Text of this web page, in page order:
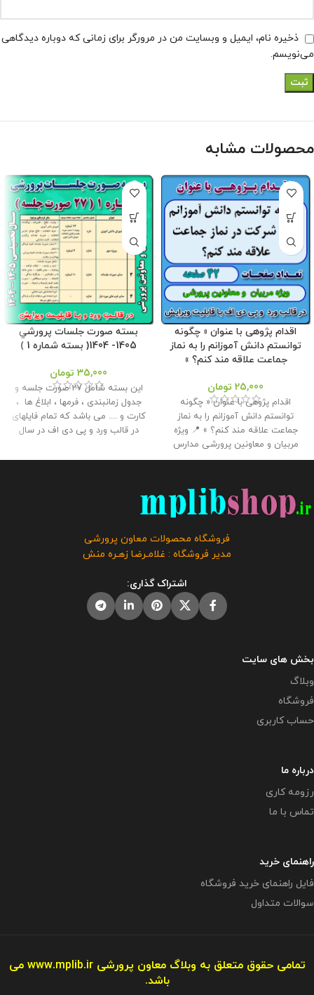
ذخیره نام، ایمیل و وبسایت من در مرورگر برای زمانی که دوباره دیدگاهی
می‌نویسم.
محصولات مشابه
اقدام پژوهی با عنوان « چگونه
توانستم دانش آموزانم را به نماز
جماعت علاقه مند کنم؟ »
25,000 تومان
اقدام پژوهی با عنوان « چگونه
توانستم دانش آموزانم را به نماز
جماعت علاقه مند کنم؟ » 📍 ویژه
مربیان و معاونین پرورشی مدارس
📌 تعداد صفحات : 42 🔻 حجم فایل :
جهت ارائه همکاران به مدیر برای
دریافت گواهی اقدام پژوهی رتبه
بندی توسط همکار تهیه و آماده شده
جشنواره ها استفاده از آن توصیه
این محصول مختص
در صورت مشاهده مشابه آن در
سایت های دیگر بدون اجازه ما در
حال استفاده هستند و مورد رضایت ما
بسته صورت جلسات پرورشي
1405- 1404( بسته شماره 1 )
35,000 تومان
این بسته شامل 27 صورت جلسه و
جدول زمانبندی ، فرمها ، ابلاغ ها ،
کارت و .... می باشد که تمام فایلهای
در قالب ورد و پی دی اف در سال
راحتی میتوانید آنها را ویرایش کرد .
حجم فایل : 13 مگابایت
این برنامه متعلق به فروشگاه معاون
این برنامه توسط دیگران مورد رضایت
ما نیست و شرعا حرام می باشد .
صورت جلسه و فرم های مورد نیاز
فروشگاه محصولات معاون پرورشی
مدیر فروشگاه : غلامـرضا زهـره منش
اشتراک گذاری:
بخش های سایت
وبلاگ
فروشگاه
حساب کاربری
درباره ما
رزومه کاری
تماس با ما
راهنمای خرید
فایل راهنمای خرید فروشگاه
سوالات متداول
تمامی حقوق متعلق به وبلاگ معاون پرورشیwww.mplib.ir می
باشد.